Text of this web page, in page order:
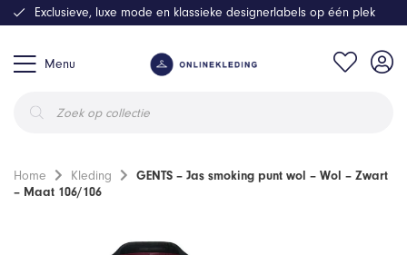
Menu
zoeken
Exclusieve, luxe mode en klassieke designerlabels op één plek
Home Kleding
GENTS – Jas smoking punt wol – Wol – Zwart
– Maat 106/106